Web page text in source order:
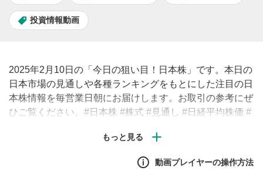
投資情報動画
2025年2月10日の「今日の狙い目！日本株」です。本日の
日本市場の見通しや各種ランキングをもとにした注目の日
本株情報を毎営業日朝にお届けします。お取引の参考にぜ
ひご覧ください。#日本株 #株式 #見通し #日経平均株価 #
動画プレイヤーの操作方法